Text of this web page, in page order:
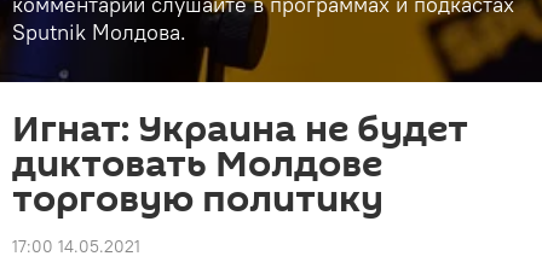
Sputnik Молдова.
Игнат: Украина не будет
диктовать Молдове
торговую политику
17:00 14.05.2021